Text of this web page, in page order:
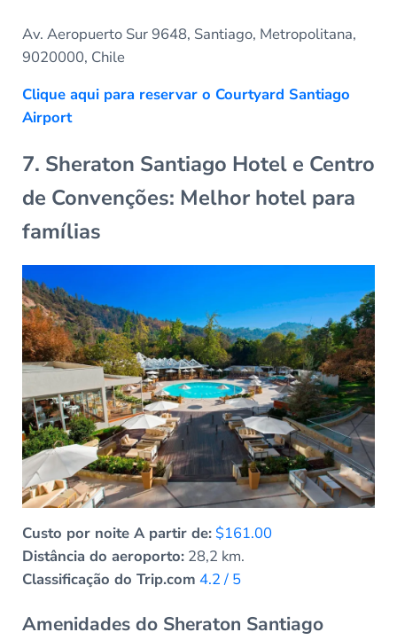
Av. Aeropuerto Sur 9648, Santiago, Metropolitana,
9020000, Chile
Clique aqui para reservar o Courtyard Santiago
Airport
7. Sheraton Santiago Hotel e Centro
de Convenções: Melhor hotel para
famílias
Custo por noite A partir de: $161.00
Distância do aeroporto:28,2 km.
Classificação do Trip.com 4.2 / 5
Amenidades do Sheraton Santiago